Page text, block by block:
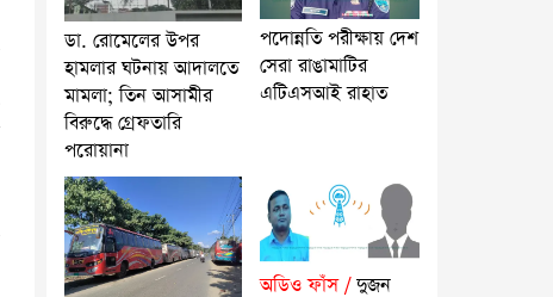
ডা. রোমেলের উপর
হামলার ঘটনায় আদালতে
মামলা; তিন আসামীর
বিরুদ্ধে গ্রেফতারি
পরোয়ানা
পদোন্নতি পরীক্ষায় দেশ
সেরা রাঙামাটির
এটিএসআই রাহাত
অডিও ফাঁস /দুজন